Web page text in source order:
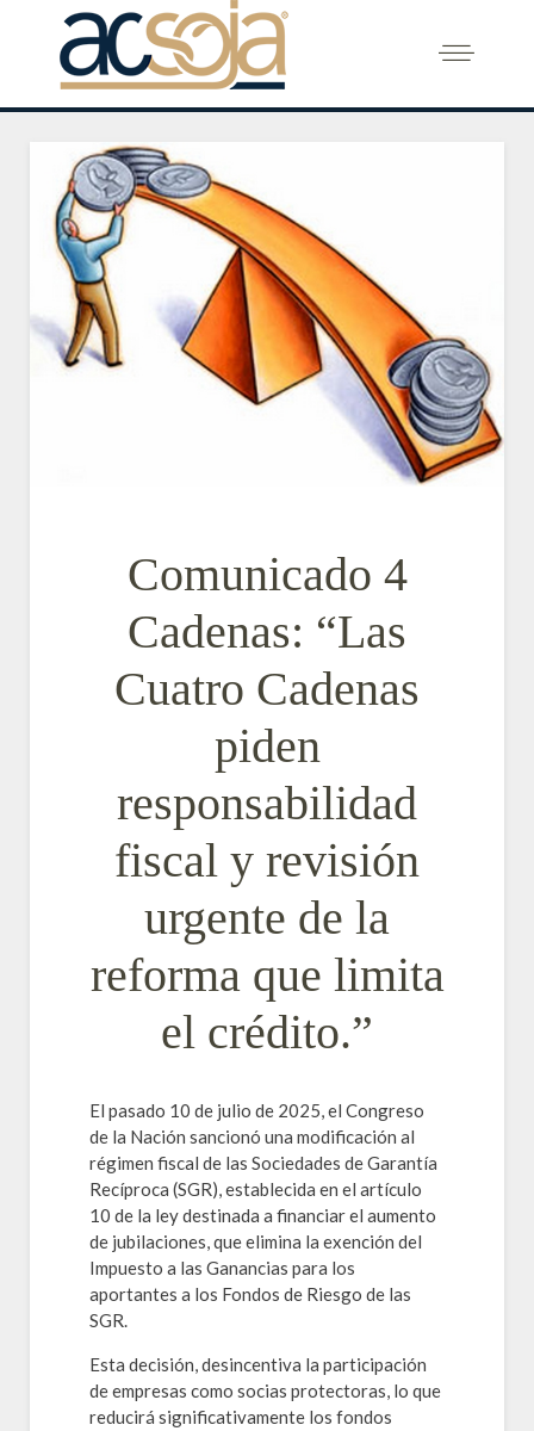
Comunicado 4
Cadenas: “Las
Cuatro Cadenas
piden
responsabilidad
fiscal y revisión
urgente de la
reforma que limita
el crédito.”
El pasado 10 de julio de 2025, el Congreso
de la Nación sancionó una modificación al
régimen fiscal de las Sociedades de Garantía
Recíproca (SGR), establecida en el artículo
10 de la ley destinada a financiar el aumento
de jubilaciones, que elimina la exención del
Impuesto a las Ganancias para los
aportantes a los Fondos de Riesgo de las
SGR.
Esta decisión, desincentiva la participación
de empresas como socias protectoras, lo que
reducirá significativamente los fondos